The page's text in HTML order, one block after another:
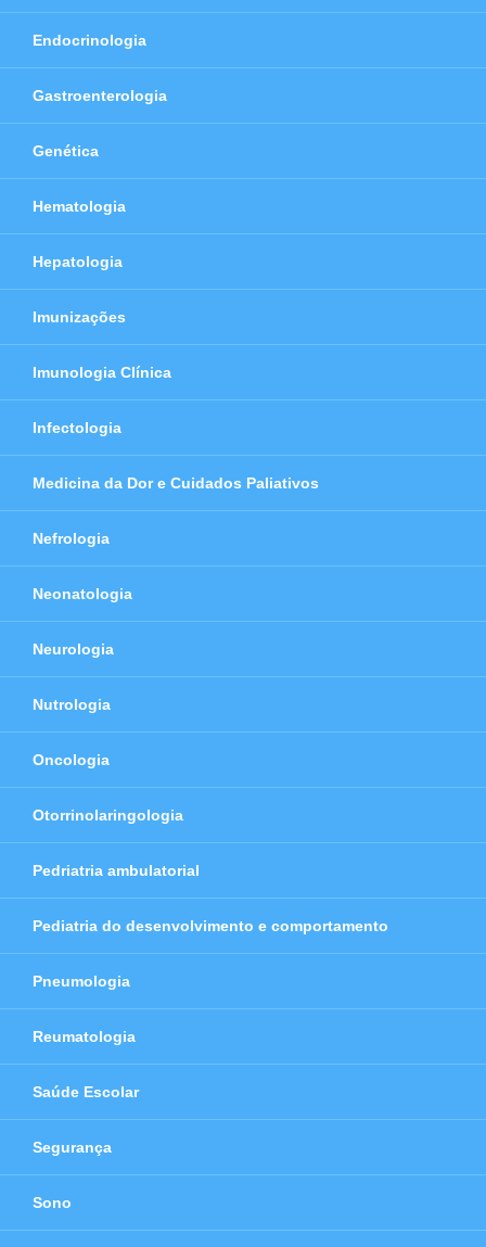
Endocrinologia
Gastroenterologia
Genética
Hematologia
Hepatologia
Imunizações
Imunologia Clínica
Infectologia
Medicina da Dor e Cuidados Paliativos
Nefrologia
Neonatologia
Neurologia
Nutrologia
Oncologia
Otorrinolaringologia
Pedriatria ambulatorial
Pediatria do desenvolvimento e comportamento
Pneumologia
Reumatologia
Saúde Escolar
Segurança
Sono